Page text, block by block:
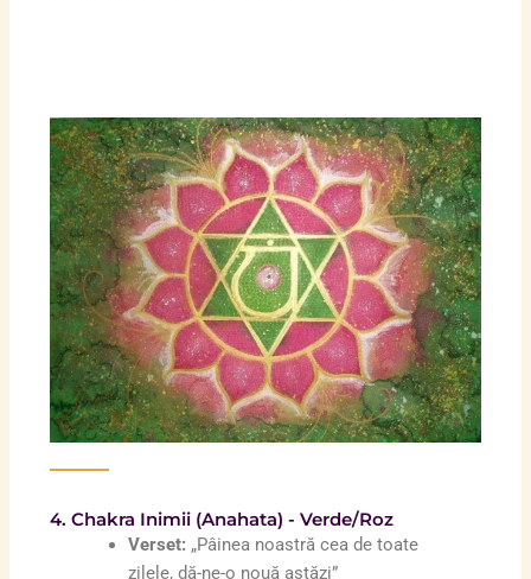
4. Chakra Inimii (Anahata) - Verde/Roz
Verset: „Pâinea noastră cea de toate
zilele, dă-ne-o nouă astăzi”